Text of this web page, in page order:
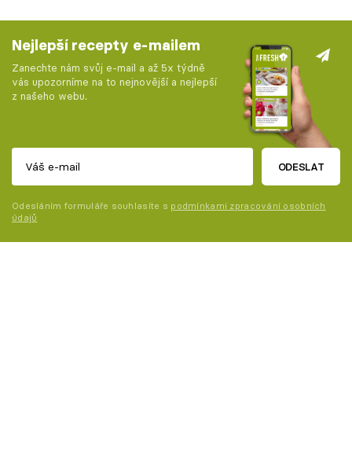
Nejlepší recepty e-mailem
Zanechte nám svůj e-mail a až 5x týdně
vás upozorníme na to nejnovější a nejlepší
z našeho webu.
ODESLAT
Odesláním formuláře souhlasíte s podmínkami zpracování osobních
údajů